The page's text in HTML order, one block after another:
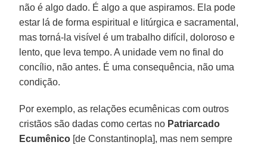
não é algo dado. É algo a que aspiramos. Ela pode
estar lá de forma espiritual e litúrgica e sacramental,
mas torná-la visível é um trabalho difícil, doloroso e
lento, que leva tempo. A unidade vem no final do
concílio, não antes. É uma consequência, não uma
condição.
Por exemplo, as relações ecumênicas com outros
cristãos são dadas como certas no Patriarcado
Ecumênico [de Constantinopla], mas nem sempre